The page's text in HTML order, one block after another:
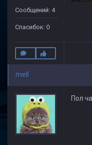
Сообщений: 4
Спасибок: 0
mell
Пол